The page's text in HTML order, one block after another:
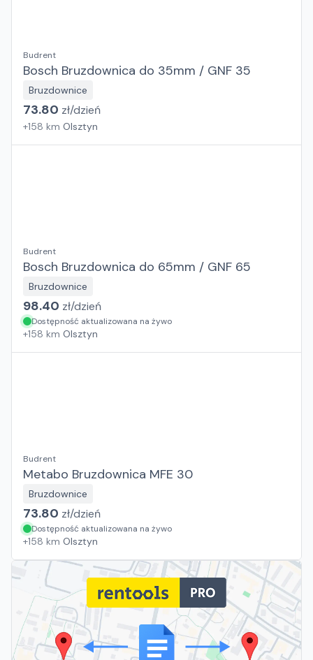
Budrent
Bosch Bruzdownica do 35mm / GNF 35
Bruzdownice
73.80 zł/dzień
+158 km Olsztyn
Budrent
Bosch Bruzdownica do 65mm / GNF 65
Bruzdownice
98.40 zł/dzień
Dostępność aktualizowana na żywo
+158 km Olsztyn
Budrent
Metabo Bruzdownica MFE 30
Bruzdownice
73.80 zł/dzień
Dostępność aktualizowana na żywo
+158 km Olsztyn